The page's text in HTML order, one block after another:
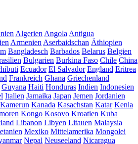
Algerien Angola Antigua
Armenien Aserbaidschan Äthiopien
Bangladesch Barbados Belarus Belgien
Bulgarien Burkina Faso Chile China
Ecuador El Salvador England Eritrea
Frankreich Ghana Griechenland
Guyana Haiti Honduras Indien Indonesien
Italien Jamaika Japan Jemen Jordanien
Kamerun Kanada Kasachstan Katar Kenia
Kongo Kosovo Kroatien Kuba
Libanon Libyen Litauen Malaysia
Mexiko Mittelamerika Mongolei
Nepal Neuseeland Nicaragua